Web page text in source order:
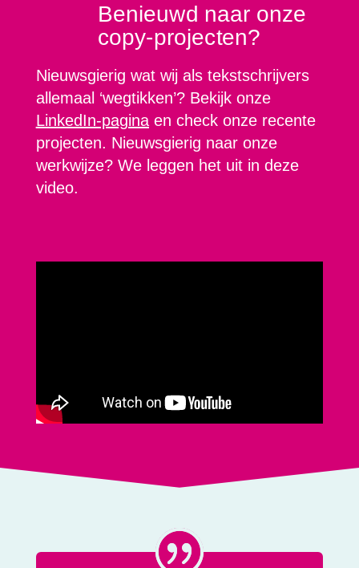
Benieuwd naar onze
copy-projecten?
Nieuwsgierig wat wij als tekstschrijvers
allemaal ‘wegtikken’? Bekijk onze
LinkedIn-paginaen check onze recente
projecten. Nieuwsgierig naar onze
werkwijze? We leggen het uit in deze
video.